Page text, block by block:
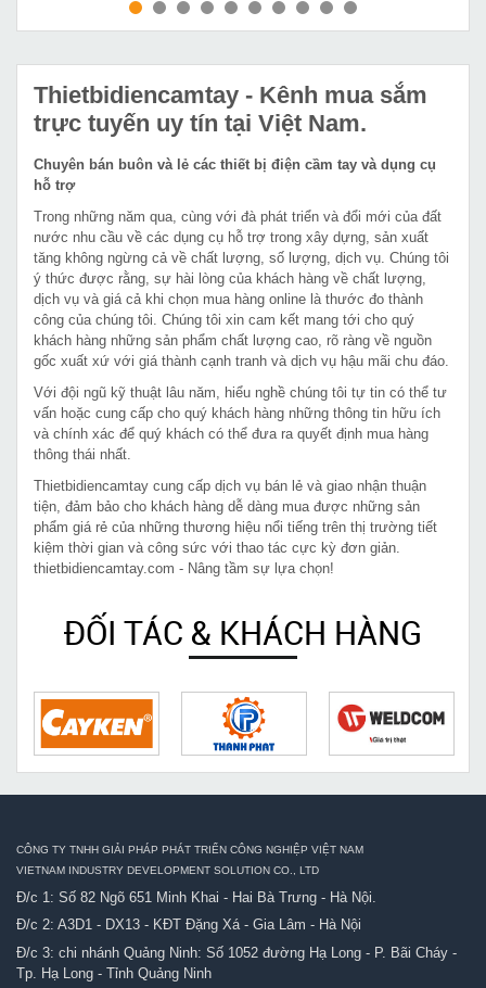
MUA NGAY MUA NGAY
Thietbidiencamtay - Kênh mua sắm
trực tuyến uy tín tại Việt Nam.
Chuyên bán buôn và lẻ các thiết bị điện cầm tay và dụng cụ
hỗ trợ
Trong những năm qua, cùng với đà phát triển và đổi mới của đất
nước nhu cầu về các dụng cụ hỗ trợ trong xây dựng, sản xuất
tăng không ngừng cả về chất lượng, số lượng, dịch vụ. Chúng tôi
ý thức được rằng, sự hài lòng của khách hàng về chất lượng,
dịch vụ và giá cả khi chọn mua hàng online là thước đo thành
công của chúng tôi. Chúng tôi xin cam kết mang tới cho quý
khách hàng những sản phẩm chất lượng cao, rõ ràng về nguồn
gốc xuất xứ với giá thành cạnh tranh và dịch vụ hậu mãi chu đáo.
Với đội ngũ kỹ thuật lâu năm, hiểu nghề chúng tôi tự tin có thể tư
vấn hoặc cung cấp cho quý khách hàng những thông tin hữu ích
và chính xác để quý khách có thể đưa ra quyết định mua hàng
thông thái nhất.
Thietbidiencamtay cung cấp dịch vụ bán lẻ và giao nhận thuận
tiện, đảm bảo cho khách hàng dễ dàng mua được những sản
phẩm giá rẻ của những thương hiệu nổi tiếng trên thị trường tiết
kiệm thời gian và công sức với thao tác cực kỳ đơn giản.
thietbidiencamtay.com - Nâng tầm sự lựa chọn!
ĐỐI TÁC & KHÁCH HÀNG
CÔNG TY TNHH GIẢI PHÁP PHÁT TRIỂN CÔNG NGHIỆP VIỆT NAM
VIETNAM INDUSTRY DEVELOPMENT SOLUTION CO., LTD
Đ/c 1: Số 82 Ngõ 651 Minh Khai - Hai Bà Trưng - Hà Nội.
Đ/c 2: A3D1 - DX13 - KĐT Đặng Xá - Gia Lâm - Hà Nội
Đ/c 3: chi nhánh Quảng Ninh: Số 1052 đường Hạ Long - P. Bãi Cháy -
Tp. Hạ Long - Tỉnh Quảng Ninh